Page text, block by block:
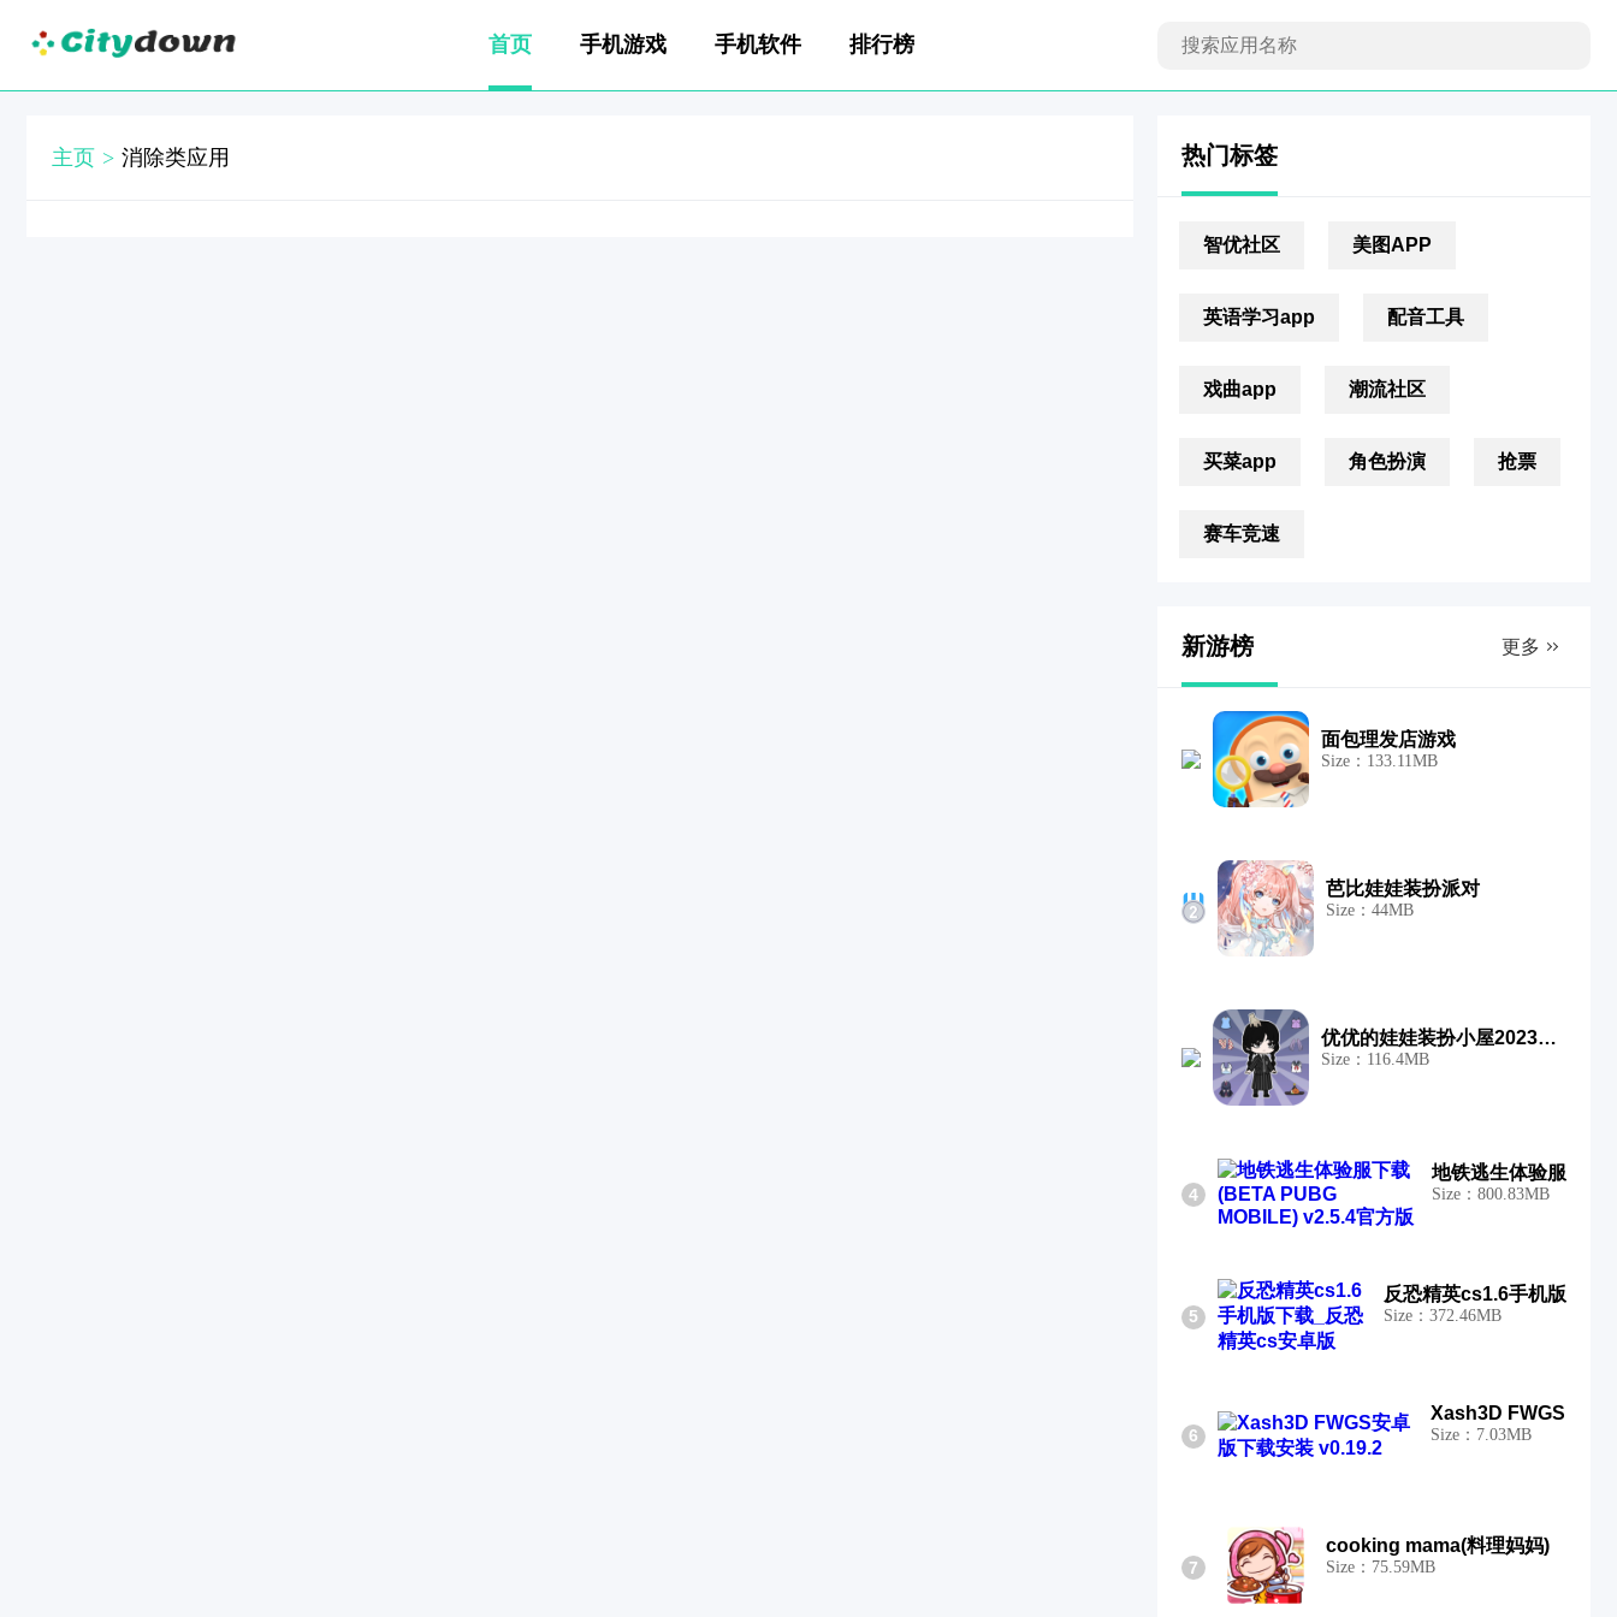
首页 手机游戏 手机软件 排行榜
主页 > 消除类应用 热门标签
智优社区 美图APP
英语学习app 配音工具
戏曲app 潮流社区
买菜app 角色扮演 抢票
赛车竞速
新游榜 更多
面包理发店游戏
Size：133.11MB
芭比娃娃装扮派对
Size：44MB
优优的娃娃装扮小屋2023游戏
Size：116.4MB
4
地铁逃生体验服
Size：800.83MB
5
反恐精英cs1.6手机版
Size：372.46MB
6
Xash3D FWGS
Size：7.03MB
7
cooking mama(料理妈妈)
Size：75.59MB